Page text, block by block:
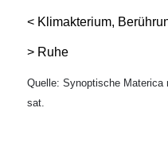
< Klimakterium,
> Ruhe
Quelle: Synoptische Materica
sat.